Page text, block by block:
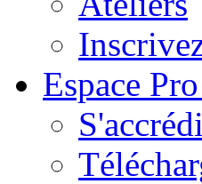
Espace